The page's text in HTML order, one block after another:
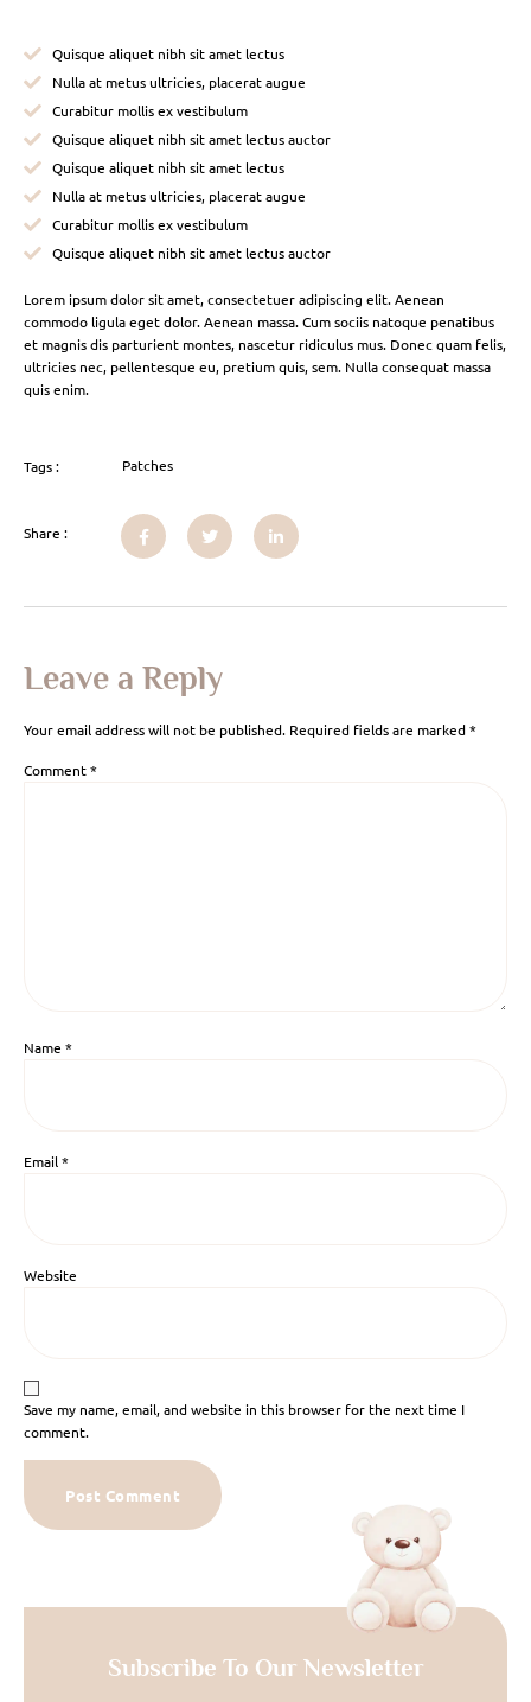
Quisque aliquet nibh sit amet lectus
Nulla at metus ultricies, placerat augue
Curabitur mollis ex vestibulum
Quisque aliquet nibh sit amet lectus auctor
Quisque aliquet nibh sit amet lectus
Nulla at metus ultricies, placerat augue
Curabitur mollis ex vestibulum
Quisque aliquet nibh sit amet lectus auctor
Lorem ipsum dolor sit amet, consectetuer adipiscing elit. Aenean
commodo ligula eget dolor. Aenean massa. Cum sociis natoque penatibus
et magnis dis parturient montes, nascetur ridiculus mus. Donec quam felis,
ultricies nec, pellentesque eu, pretium quis, sem. Nulla consequat massa
quis enim.
Tags : Patches
Share :
Leave a Reply
Your email address will not be published. Required fields are marked*
Comment*
Name *
Email*
Website
Save my name, email, and website in this browser for the next time I
comment.
Subscribe To Our Newsletter